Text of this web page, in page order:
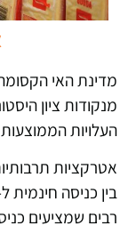
מדינת האי
מנקודות ציון
העלויות
אטרקציות
רבים שמציעים